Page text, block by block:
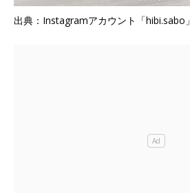
出典：Instagramアカウント「hibi.sabo」